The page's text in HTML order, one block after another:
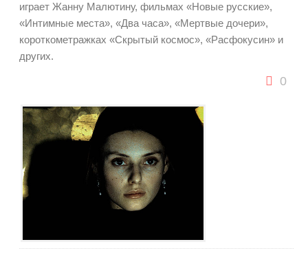
играет Жанну Малютину, фильмах «Новые русские»,
«Интимные места», «Два часа», «Мертвые дочери»,
короткометражках «Скрытый космос», «Расфокусин» и
других.
0